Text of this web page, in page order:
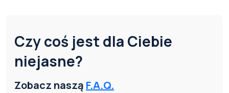
Czy coś jest dla Ciebie
niejasne?
Zobacz naszą F.A.Q.